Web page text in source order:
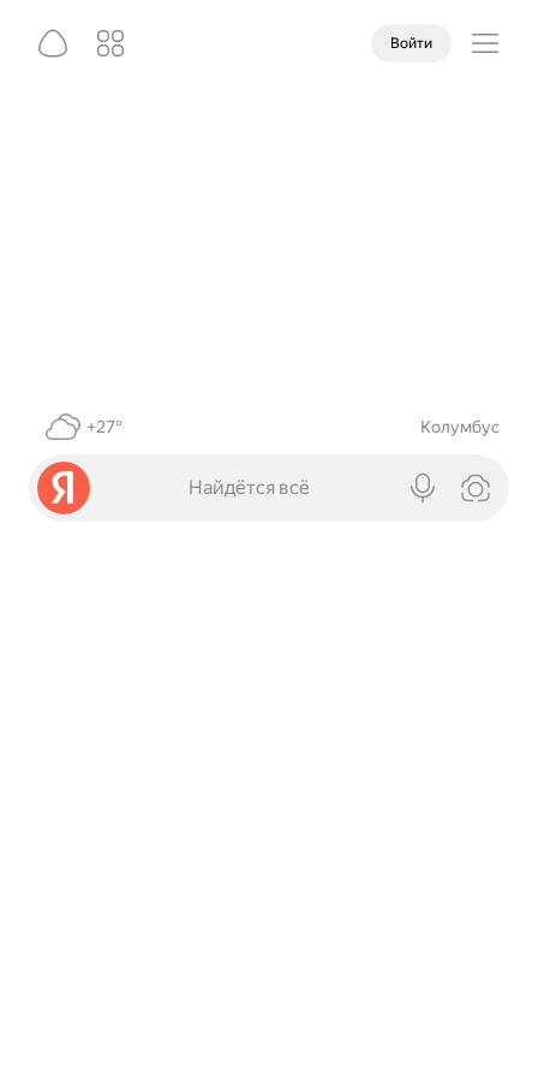
Войти
+27° Колумбус
Найдётся всё